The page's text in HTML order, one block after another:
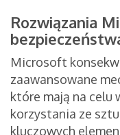
Rozwiązania
Microsoft
zaawansowane
które mają na celu
korzystania ze
kluczowych